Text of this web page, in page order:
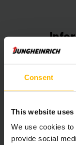
Consent
This website uses
We use cookies
provide social
Batéria